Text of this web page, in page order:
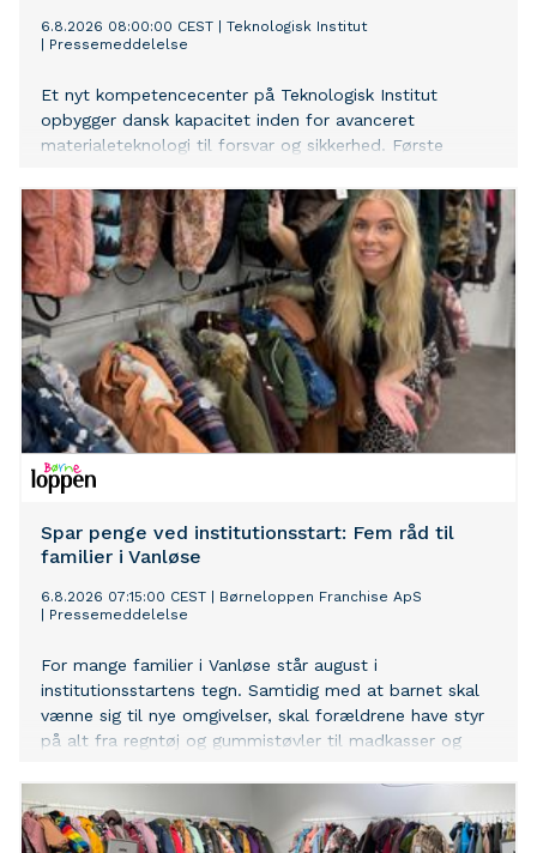
6.8.2026 08:00:00 CEST
Teknologisk Institut
Pressemeddelelse
Et nyt kompetencecenter på Teknologisk Institut
opbygger dansk kapacitet inden for avanceret
materialeteknologi til forsvar og sikkerhed. Første
fly, og målet er at forlænge levetiden og få en bedre
forståelse af slidrelaterede muligheder. Projektet tager
udgangspunkt i den dansk-amerikanske modkøbsaftale
og skal skabe danske arbejdspladser mod et
internationalt marked.
Spar penge ved institutionsstart: Fem råd til
familier i Vanløse
6.8.2026 07:15:00 CEST
Børneloppen Franchise ApS
Pressemeddelelse
For mange familier i Vanløse står august i
institutionsstartens tegn. Samtidig med at barnet skal
vænne sig til nye omgivelser, skal forældrene have styr
på alt fra regntøj og gummistøvler til madkasser og
år, at mange familier bliver overraskede over, hvor
mange ting der faktisk skal være klar – og hvor hurtigt
udgifterne kan løbe op.